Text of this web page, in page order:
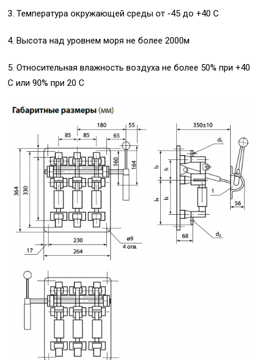
3. Температура окружающей среды от -45 до +40 С
4. Высота над уровнем моря не более 2000м
5. Относительная влажность воздуха не более 50% при +40
С или 90% при 20 С